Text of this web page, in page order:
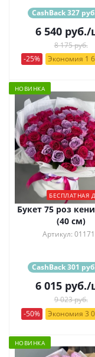
CashBack 327
6 540руб./
8 175 руб.
-25%
Экономия 1
НОВИНКА
БЕСПЛАТНАЯ
Букет 75 роз
(40 см)
Артикул:
CashBack 301
6 015руб./
9 023 руб.
-50%
Экономия 3
НОВИНКА